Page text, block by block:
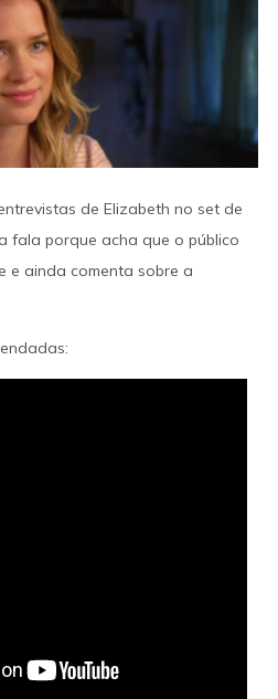
de Elizabeth no set de
fala porque acha que o público
e ainda comenta sobre a